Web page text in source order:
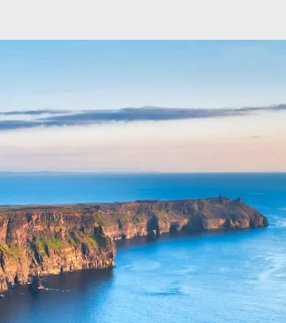
prévoyez un voyage ? Ou
vous est tout particulièrement
destinée.
#CultureEtPatrimoine
#ActivitésDePleinAir
#SitesEmblématiques